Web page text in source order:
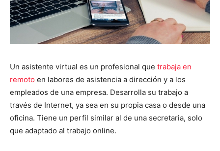
Un asistente virtual es un profesional que trabaja en
remoto en labores de asistencia a dirección y a los
empleados de una empresa. Desarrolla su trabajo a
través de Internet, ya sea en su propia casa o desde una
oficina. Tiene un perfil similar al de una secretaria, solo
que adaptado al trabajo online.